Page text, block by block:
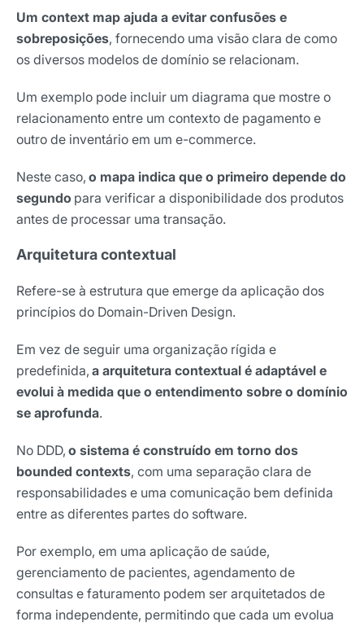
Um context map ajuda a evitar confusões e
sobreposições, fornecendo uma visão clara de como
os diversos modelos de domínio se relacionam.
Um exemplo pode incluir um diagrama que mostre o
relacionamento entre um contexto de pagamento e
outro de inventário em um e-commerce.
Neste caso, o mapa indica que o primeiro depende do
segundo para verificar a disponibilidade dos produtos
antes de processar uma transação.
Arquitetura contextual
Refere-se à estrutura que emerge da aplicação dos
princípios do Domain-Driven Design.
Em vez de seguir uma organização rígida e
predefinida, a arquitetura contextual é adaptável e
evolui à medida que o entendimento sobre o domínio
se aprofunda.
No DDD, o sistema é construído em torno dos
bounded contexts, com uma separação clara de
responsabilidades e uma comunicação bem definida
entre as diferentes partes do software.
Por exemplo, em uma aplicação de saúde,
gerenciamento de pacientes, agendamento de
consultas e faturamento podem ser arquitetados de
forma independente, permitindo que cada um evolua